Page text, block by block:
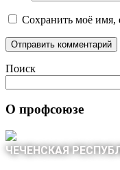
Сохранить моё имя,
Поиск
О профсоюзе
ЧЕЧЕНСКАЯ